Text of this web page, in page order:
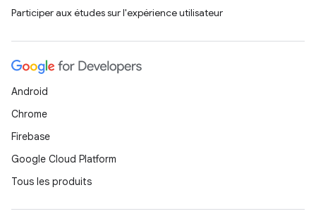
Participer aux études sur l'expérience utilisateur
Android
Chrome
Firebase
Google Cloud Platform
Tous les produits